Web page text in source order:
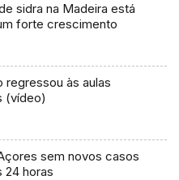
sidra na Madeira está
forte crescimento
regressou às aulas
(vídeo)
sem novos casos
24 horas